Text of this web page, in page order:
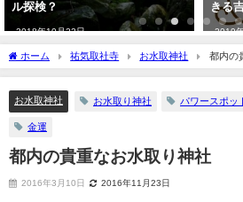
ル探検？
2018年10月22日
きる
2019
ホーム 祐気取社寺 お水取神社 都内の
お水取神社 お水取り神社 パワースポッ
金運
都内の貴重なお水取り神社
2016年3月10日 2016年11月23日